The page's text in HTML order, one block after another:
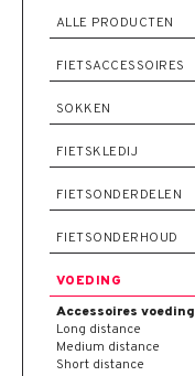
ALLE PRODUCTEN
FIETSACCESSOIRES
SOKKEN
FIETSKLEDIJ
FIETSONDERDELEN
FIETSONDERHOUD
VOEDING
Accessoires voeding
Long distance
Medium distance
Short distance